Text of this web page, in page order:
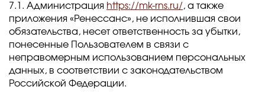
7.1. Администрация https://mk-rns.ru/, а также
приложения «Ренессанс», не исполнившая свои
обязательства, несет ответственность за убытки,
понесенные Пользователем в связи с
неправомерным использованием персональных
данных, в соответствии с законодательством
Российской Федерации.